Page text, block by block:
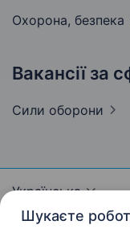
Шукаєте
Охорона, безпека
Вакансії за
Сили оборони
Українська